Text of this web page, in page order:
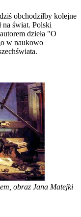
obchodziłby kolejne
na świat. Polski
dzieła "O
w naukowo
obraz Jana Matejki